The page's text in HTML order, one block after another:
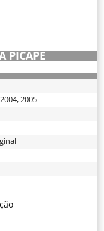
PICAPE
2004,2005